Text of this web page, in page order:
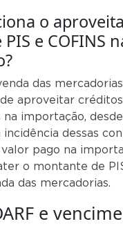
o
e COFINS
das
aproveitar créditos
na importação,
dessas
pago na
o montante de
das mercadorias.
e